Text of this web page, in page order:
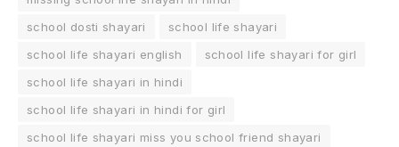
school dosti shayari
school life shayari
school life shayari english
school life shayari for girl
school life shayari in hindi
school life shayari in hindi for girl
school life shayari miss you school friend shayari